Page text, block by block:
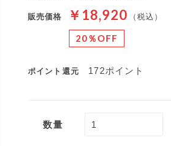
販売価格 ￥18,920 （税込）
20％OFF
ポイント還元 172ポイント
数量